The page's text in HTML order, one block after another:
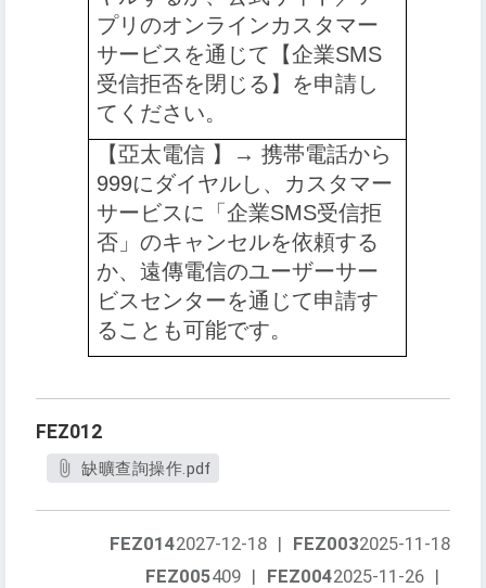
プリのオンラインカスタマー
サービスを通じて【企業SMS
受信拒否を閉じる】を申請し
てください。
【️亞太電信 】→ 携帯電話から
999にダイヤルし、カスタマー
サービスに「企業SMS受信拒
否」のキャンセルを依頼する
か、遠傳電信のユーザーサー
ビスセンターを通じて申請す
ることも可能です。
FEZ012
缺曠查詢操作.pdf
FEZ0032025-11-18
FEZ0142027-12-18 |
FEZ0042025-11-26 |
FEZ005409 |